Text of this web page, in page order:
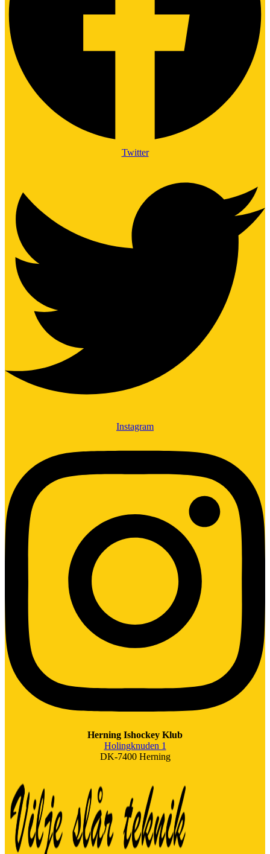
Twitter
Instagram
Herning Ishockey Klub
Holingknuden 1
DK-7400 Herning